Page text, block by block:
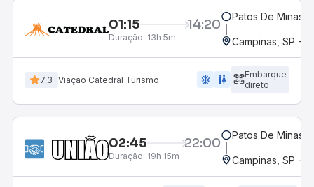
01:15 14:20
Duração: 13h 5m
Patos De Minas,
Campinas, SP -
7,3 Viação Catedral Turismo ac_unit wc
Embarque
direto
02:45 22:00
Duração: 19h 15m
Patos De Minas,
Campinas, SP -